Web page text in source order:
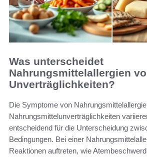
Was unterscheidet
Nahrungsmittelallergien
Unverträglichkeiten?
Die Symptome von
Nahrungsmittelunverträglichkeiten
entscheidend für die Unterscheidung
Bedingungen. Bei einer
Reaktionen auftreten, wie